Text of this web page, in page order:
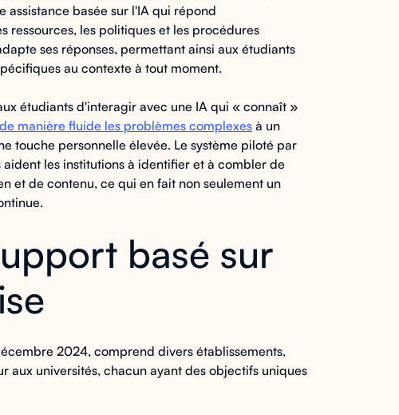
assistance basée sur l'IA qui répond
ressources, les politiques et les procédures
ses réponses, permettant ainsi aux étudiants
au contexte à tout moment.
étudiants d'interagir avec une IA qui « connaît »
manière fluide les problèmes complexes à un
touche personnelle élevée. Le système piloté par
les institutions à identifier et à combler de
et de contenu, ce qui en fait non seulement un
basé sur
2024, comprend divers établissements,
aux universités, chacun ayant des objectifs uniques